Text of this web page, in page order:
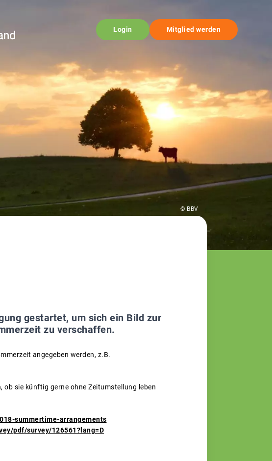
Login Mitglied werden
© BBV
gestartet, um sich ein Bild zur
zu verschaffen.
angegeben werden, z.B.
ob sie künftig gerne ohne Zeitumstellung leben
summertime-arrangements
pdf/survey/126561?lang=D